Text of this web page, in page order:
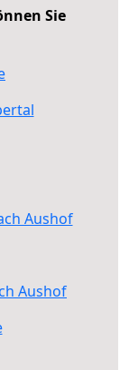
Sie
Aushof
Aushof